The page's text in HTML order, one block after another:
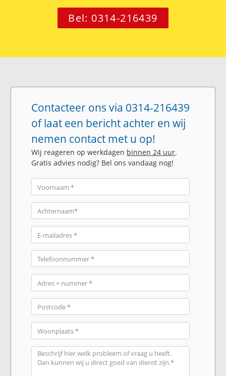
Bel: 0314-216439
Contacteer ons via 0314-216439
of laat een bericht achter en wij
nemen contact met u op!
Wij reageren op werkdagen binnen 24 uur.
Gratis advies nodig? Bel ons vandaag nog!